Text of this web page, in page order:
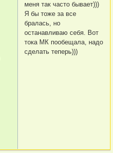
меня так часто бывает)))
Я бы тоже за все
бралась, но
останавливаю себя. Вот
тока МК пообещала, надо
сделать теперь)))